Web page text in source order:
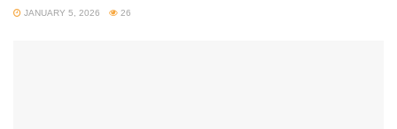
JANUARY 5, 2026 26